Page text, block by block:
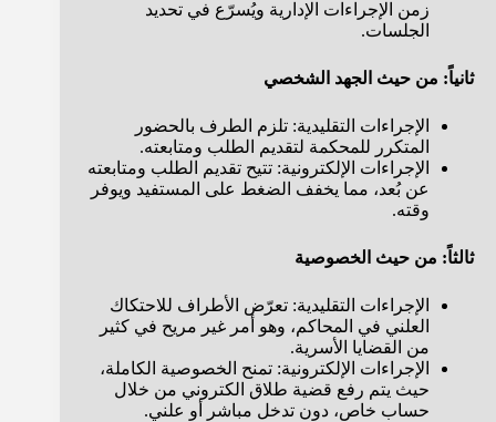
زمن الإجراءات الإدارية ويُسرّع في تحديد
الجلسات.
ثانياً: من حيث الجهد الشخصي
الإجراءات التقليدية: تلزم الطرف بالحضور
المتكرر للمحكمة لتقديم الطلب ومتابعته.
الإجراءات الإلكترونية: تتيح تقديم الطلب ومتابعته
عن بُعد، مما يخفف الضغط على المستفيد ويوفر
وقته.
ثالثاً: من حيث الخصوصية
الإجراءات التقليدية: تعرّض الأطراف للاحتكاك
العلني في المحاكم، وهو أمر غير مريح في كثير
من القضايا الأسرية.
الإجراءات الإلكترونية: تمنح الخصوصية الكاملة،
حيث يتم رفع قضية طلاق الكتروني من خلال
حساب خاص، دون تدخل مباشر أو علني.